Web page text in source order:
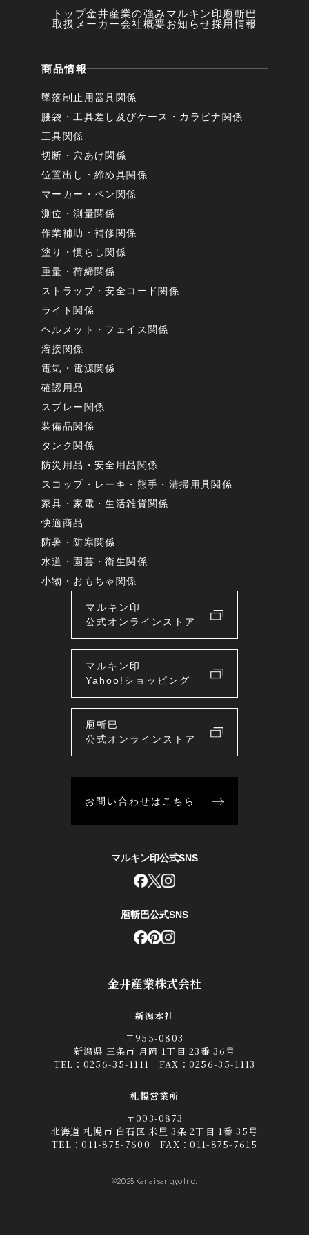
金井産業株式会社
新潟本社
〒955-0803
新潟県 三条市 月岡 1丁目 23番 36号
TEL： 0256-35-1111 FAX：0256-35-1113
札幌営業所
〒003-0873
北海道 札幌市 白石区 米里 3条 2丁目 1番 35号
TEL：011-875-7600 FAX：011-875-7615
©2025 Kanai sangyo Inc.
トップ金井産業の強み マルキン印 庖斬巴
取扱メーカー会社概要お知らせ採用情報
商品情報
墜落制止用器具関係
腰袋・工具差し及びケース・カラビナ関係
工具関係
切断・穴あけ関係
位置出し・締め具関係
マーカー・ペン関係
測位・測量関係
作業補助・補修関係
塗り・慣らし関係
重量・荷締関係
ストラップ・安全コード関係
ライト関係
ヘルメット・フェイス関係
溶接関係
電気・電源関係
確認用品
スプレー関係
装備品関係
タンク関係
防災用品・安全用品関係
スコップ・レーキ・熊手・清掃用具関係
家具・家電・生活雑貨関係
快適商品
防暑・防寒関係
水道・園芸・衛生関係
小物・おもちゃ関係
マルキン印
公式オンラインストア
マルキン印
Yahoo!ショッピング
庖斬巴
公式オンラインストア
お問い合わせはこちら
マルキン印公式SNS
庖斬巴公式SNS